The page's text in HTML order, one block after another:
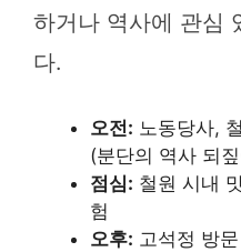
하거나 역사에 관심
다.
오전: 노동당사,
(분단의 역사 되
점심: 철원 시내
험
오후: 고석정 방